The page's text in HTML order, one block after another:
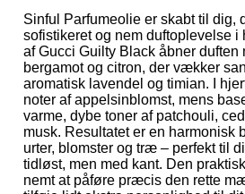
Sinful Parfumeolie er skabt til dig,
sofistikeret og nem duftoplevelse i
af Gucci Guilty Black åbner duften
bergamot og citron, der vækker
aromatisk lavendel og timian. I
noter af appelsinblomst, mens
varme, dybe toner af patchouli,
musk. Resultatet er en harmonisk
urter, blomster og træ – perfekt til
tidløst, men med kant. Den
nemt at påføre præcis den rette